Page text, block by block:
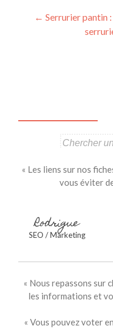
← Serrurier pantin
« Les liens sur nos
vous éviter
Rodrigue
SEO / Marketing
« Nous repassons sur
les informations et
« Vous pouvez voter